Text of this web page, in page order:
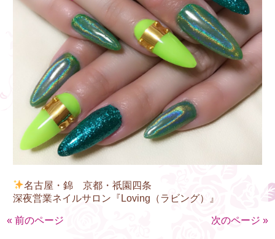
名古屋・錦 京都・祇園四条
深夜営業ネイルサロン『Loving（ラビング）』
« 前のページ 次のページ »